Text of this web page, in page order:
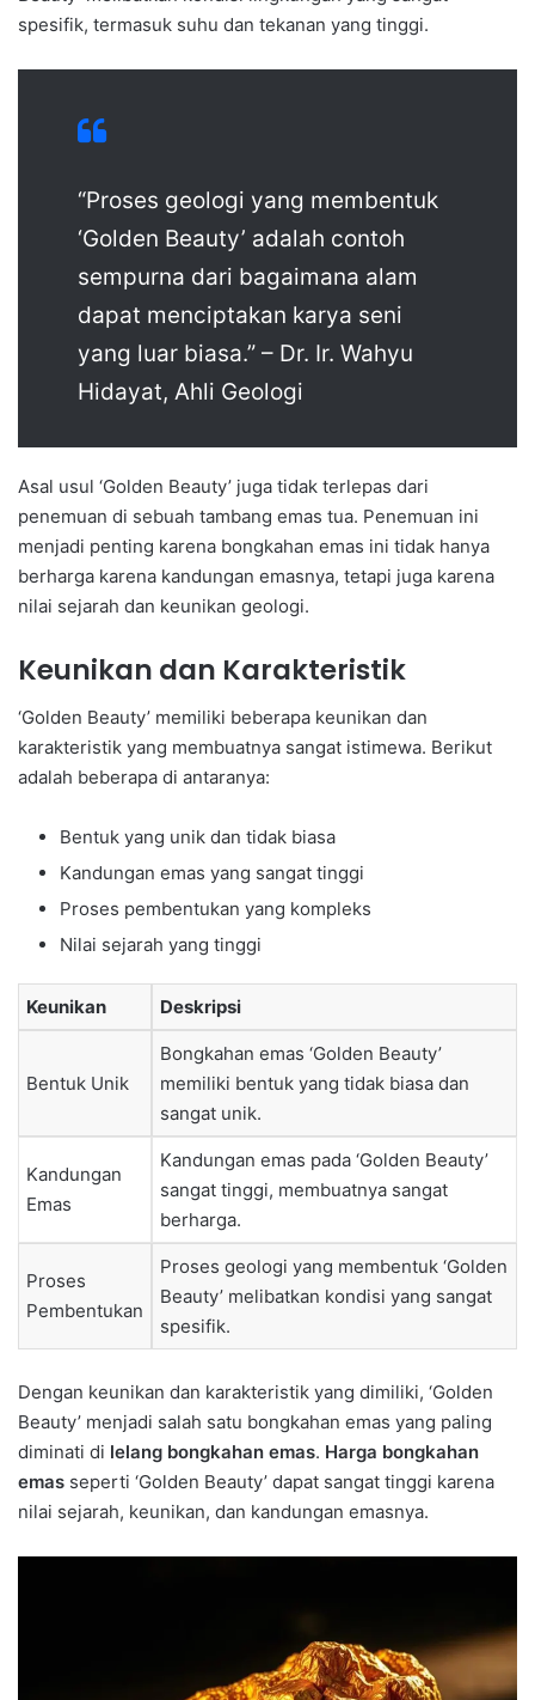
spesifik, termasuk suhu dan tekanan yang tinggi.
“Proses geologi yang membentuk
‘Golden Beauty’ adalah contoh
sempurna dari bagaimana alam
dapat menciptakan karya seni
yang luar biasa.” – Dr. Ir. Wahyu
Hidayat, Ahli Geologi
Asal usul ‘Golden Beauty’ juga tidak terlepas dari
penemuan di sebuah tambang emas tua. Penemuan ini
menjadi penting karena bongkahan emas ini tidak hanya
berharga karena kandungan emasnya, tetapi juga karena
nilai sejarah dan keunikan geologi.
Keunikan dan Karakteristik
‘Golden Beauty’ memiliki beberapa keunikan dan
karakteristik yang membuatnya sangat istimewa. Berikut
adalah beberapa di antaranya:
Bentuk yang unik dan tidak biasa
Kandungan emas yang sangat tinggi
Proses pembentukan yang kompleks
Nilai sejarah yang tinggi
Keunikan Deskripsi
Bentuk Unik
Bongkahan emas ‘Golden Beauty’
memiliki bentuk yang tidak biasa dan
sangat unik.
Kandungan
Emas
Kandungan emas pada ‘Golden Beauty’
sangat tinggi, membuatnya sangat
berharga.
Proses
Pembentukan
Proses geologi yang membentuk ‘Golden
Beauty’ melibatkan kondisi yang sangat
spesifik.
Dengan keunikan dan karakteristik yang dimiliki, ‘Golden
Beauty’ menjadi salah satu bongkahan emas yang paling
diminati di lelang bongkahan emas. Harga bongkahan
emas seperti ‘Golden Beauty’ dapat sangat tinggi karena
nilai sejarah, keunikan, dan kandungan emasnya.